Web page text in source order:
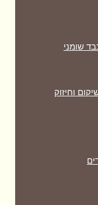
שומני
וחיזוק